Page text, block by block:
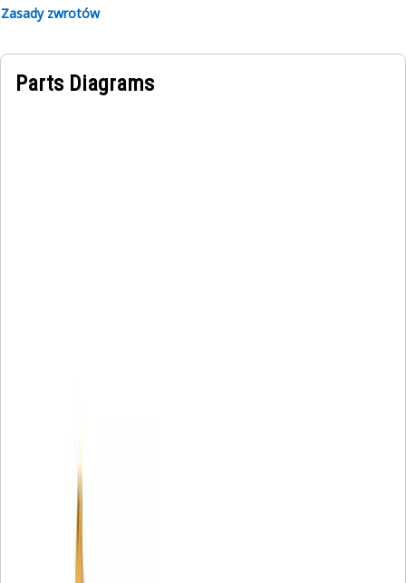
Zasady zwrotów
Parts Diagrams